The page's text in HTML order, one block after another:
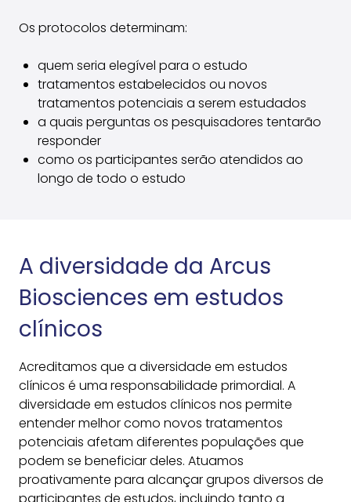
Os protocolos determinam:
quem seria elegível para o estudo
tratamentos estabelecidos ou novos
tratamentos potenciais a serem estudados
a quais perguntas os pesquisadores tentarão
responder
como os participantes serão atendidos ao
longo de todo o estudo
A diversidade da Arcus
Biosciences em estudos
clínicos
Acreditamos que a diversidade em estudos
clínicos é uma responsabilidade primordial. A
diversidade em estudos clínicos nos permite
entender melhor como novos tratamentos
potenciais afetam diferentes populações que
podem se beneficiar deles. Atuamos
proativamente para alcançar grupos diversos de